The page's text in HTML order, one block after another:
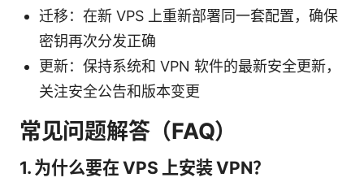
迁移：在新 VPS 上重新部署同一套配置，确保
密钥再次分发正确
更新：保持系统和 VPN 软件的最新安全更新，
关注安全公告和版本变更
常见问题解答（FAQ）
1. 为什么要在 VPS 上安装 VPN？